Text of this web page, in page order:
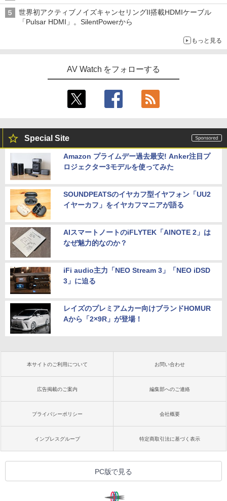
世界初アクティブノイズキャンセリングII搭載HDMIケーブル
「Pulsar HDMI」。SilentPowerから
もっと見る
AV Watch をフォローする
Special Site
Amazon プライムデー過去最安! Anker注目プ
ロジェクター3モデルを使ってみた
SOUNDPEATSのイヤカフ型イヤフォン「UU2
イヤーカフ」をイヤカフマニアが語る
AIスマートノートのiFLYTEK「AINOTE 2」は
なぜ魅力的なのか？
iFi audio主力「NEO Stream 3」「NEO iDSD
3」に迫る
レイズのプレミアムカー向けブランドHOMUR
Aから「2×9R」が登場！
本サイトのご利用について お問い合わせ
広告掲載のご案内 編集部へのご連絡
プライバシーポリシー 会社概要
インプレスグループ 特定商取引法に基づく表示
PC版で見る